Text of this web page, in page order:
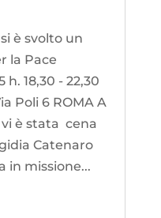
è svolto un
la Pace
18,30 - 22,30
Poli 6 ROMA A
è stata cena
Catenaro
in missione...